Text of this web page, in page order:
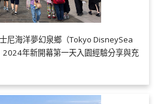
尼海洋夢幻泉鄉（Tokyo DisneySea
年新開幕第一天入園經驗分享與充